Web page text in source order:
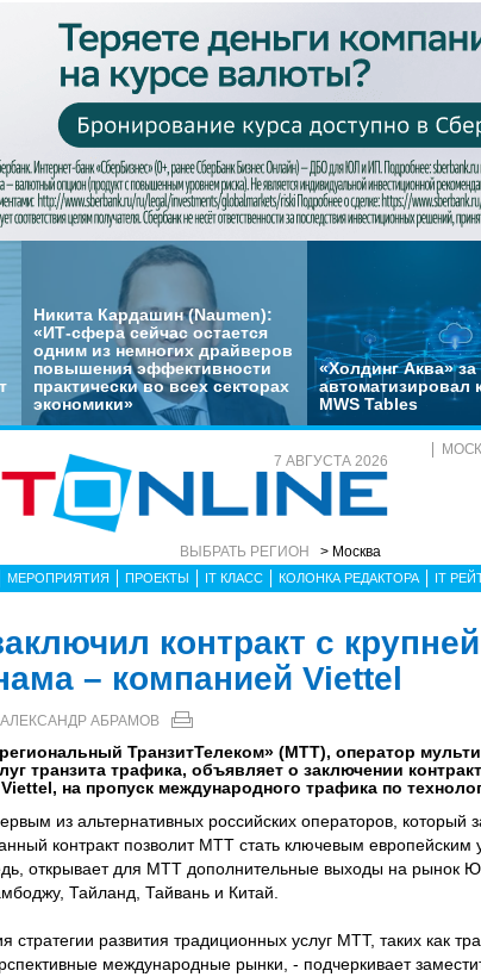
Никита Кардашин (Naumen):
«ИТ-сфера сейчас остается
одним из немногих драйверов
повышения эффективности
практически во всех секторах
экономики»
«Холдинг Аква» за
автоматизировал
MWS Tables
7 АВГУСТА 2026
ВЫБРАТЬ РЕГИОН > Москва
МЕРОПРИЯТИЯ ПРОЕКТЫ IT КЛАСС КОЛОНКА РЕДАКТОРА IT
контракт с
– компанией Viettel
АЛЕКСАНДР АБРАМОВ
ТранзитТелеком» (МТТ), оператор
транзита трафика, объявляет о заключении
на пропуск международного трафика по
из альтернативных российских операторов, который
контракт позволит МТТ стать ключевым европейским
открывает для МТТ дополнительные выходы на рынок
Тайланд, Тайвань и Китай.
стратегии развития традиционных услуг МТТ, таких как
международные рынки, - подчеркивает